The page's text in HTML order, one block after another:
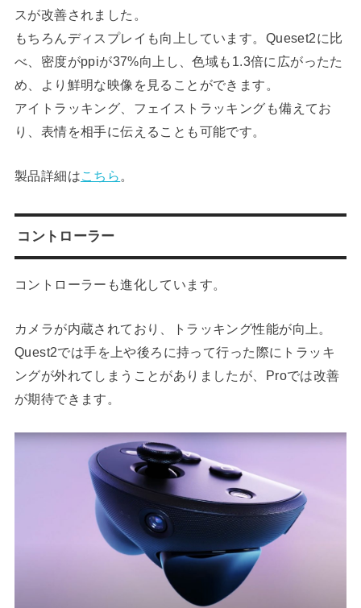
スが改善されました。
もちろんディスプレイも向上しています。Queset2に比
べ、密度がppiが37%向上し、色域も1.3倍に広がったた
め、より鮮明な映像を見ることができます。
アイトラッキング、フェイストラッキングも備えてお
り、表情を相手に伝えることも可能です。
製品詳細はこちら 。
コントローラー
コントローラーも進化しています。
カメラが内蔵されており、トラッキング性能が向上。
Quest2では手を上や後ろに持って行った際にトラッキ
ングが外れてしまうことがありましたが、Proでは改善
が期待できます。